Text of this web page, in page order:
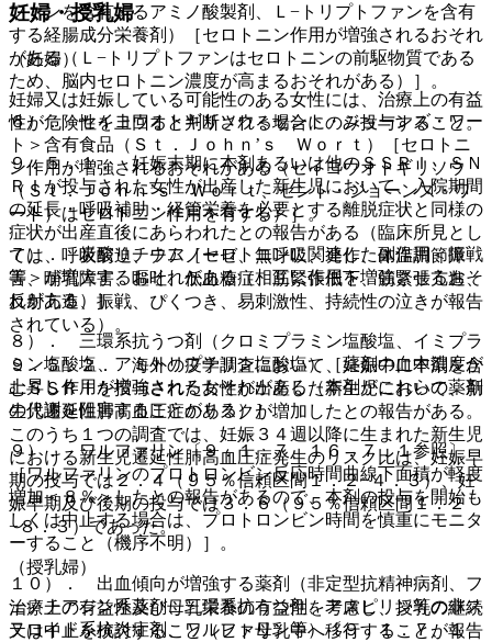
妊婦・授乳婦
（妊婦）
妊婦又は妊娠している可能性のある女性には、治療上の有益
性が危険性を上回ると判断される場合にのみ投与すること。
９．５．１． 妊娠末期に本剤あるいは他のＳＳＲＩ、ＳＮ
ＲＩが投与された女性が出産した新生児において、入院期間
の延長・呼吸補助・経管栄養を必要とする離脱症状と同様の
症状が出産直後にあらわれたとの報告がある（臨床所見とし
ては、呼吸窮迫、チアノーゼ、無呼吸、発作、体温調節障
害、哺乳障害、嘔吐、低血糖症、筋緊張低下、筋緊張亢進、
反射亢進、振戦、ぴくつき、易刺激性、持続性の泣きが報告
されている）。
９．５．２． 海外の疫学調査において、妊娠中に本剤を含
むＳＳＲＩを投与された女性が出産した新生児において、新
生児遷延性肺高血圧症のリスクが増加したとの報告がある。
このうち１つの調査では、妊娠３４週以降に生まれた新生児
における新生児遷延性肺高血圧症発生のリスク比は、妊娠早
期の投与では２．４（９５％信頼区間１．２−４．３）、妊
娠早期及び後期の投与では３．６（９５％信頼区間１．２
−８．３）であった。
（授乳婦）
治療上の有益性及び母乳栄養の有益性を考慮し、授乳の継続
又は中止を検討すること（ヒト母乳中へ移行することが報告
ファンを含有するアミノ酸製剤、Ｌ−トリプトファンを含有
する経腸成分栄養剤）［セロトニン作用が増強されるおそれ
がある（Ｌ−トリプトファンはセロトニンの前駆物質である
ため、脳内セロトニン濃度が高まるおそれがある）］。
６）． セイヨウオトギリソウ＜セント・ジョーンズ・ワー
ト＞含有食品（Ｓｔ．Ｊｏｈｎ’ｓ Ｗｏｒｔ）［セロトニ
ン作用が増強されるおそれがある（セイヨウオトギリソウ
（Ｓｔ．Ｊｏｈｎ’ｓ Ｗｏｒｔ、セント・ジョーンズ・ワ
ート）はセロトニン作用を有する）］。
７）． 炭酸リチウム［セロトニンに関連した副作用＜振戦
等＞が増大するおそれがある（相互に作用を増強させるおそ
れがある）］。
８）． 三環系抗うつ剤（クロミプラミン塩酸塩、イミプラ
ミン塩酸塩、アミトリプチリン塩酸塩）［薬剤の血中濃度が
上昇し作用が増強されるおそれがある（本剤がこれらの薬剤
の代謝を阻害することがある）］。
９）． ワルファリン〔９．１．７、１６．７．１参照〕
［ワルファリンのプロトロンビン反応時間曲線下面積が軽度
増加＜８％＞したとの報告があるので、本剤の投与を開始も
しくは中止する場合は、プロトロンビン時間を慎重にモニタ
ーすること（機序不明）］。
１０）． 出血傾向が増強する薬剤（非定型抗精神病剤、フ
ェノチアジン系薬剤、三環系抗うつ剤、アスピリン等の非ス
テロイド系抗炎症剤、ワルファリン等）〔９．１．７、１